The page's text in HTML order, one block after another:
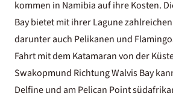
kommen in Namibia auf ihre Kosten.
Bay bietet mit ihrer Lagune
darunter auch Pelikanen und
Fahrt mit dem Katamaran von der
Swakopmund Richtung Walvis Bay
Delfine und am Pelican Point